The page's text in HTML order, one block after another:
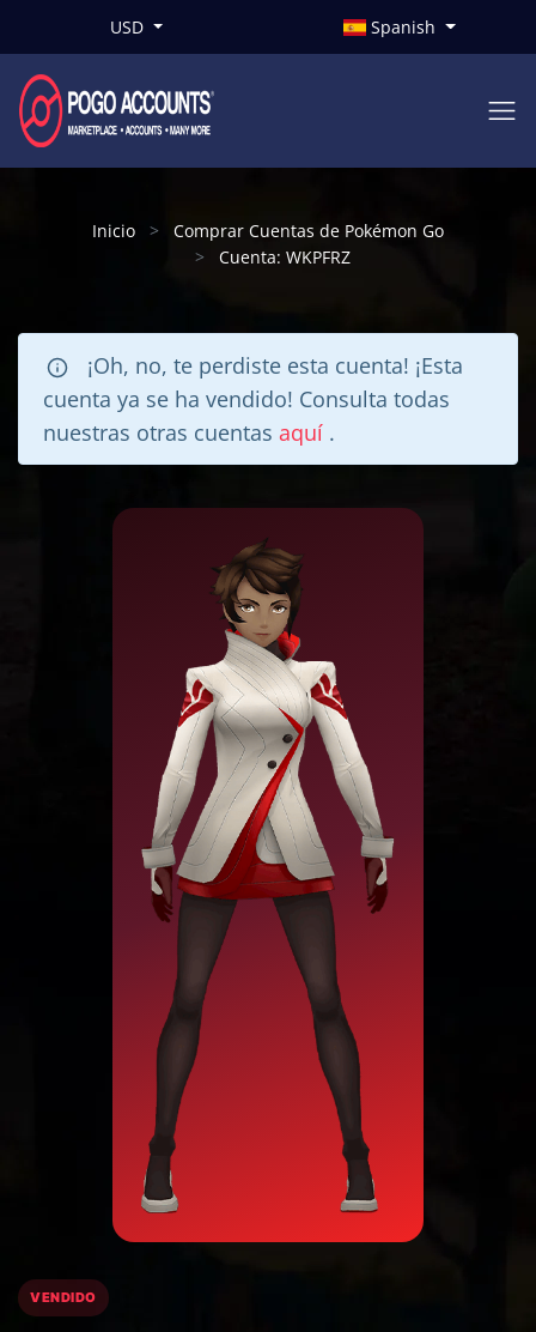
USD Spanish
Inicio
Comprar Cuentas de Pokémon Go
Cuenta: WKPFRZ
¡Oh, no, te perdiste esta cuenta! ¡Esta
cuenta ya se ha vendido! Consulta todas
nuestras otras cuentas aquí .
VENDIDO